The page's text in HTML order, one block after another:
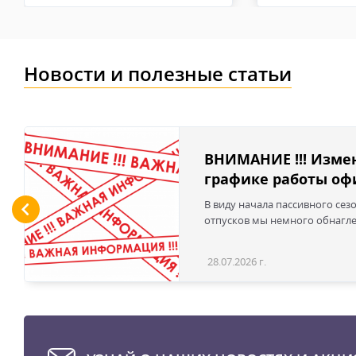
Новости и полезные статьи
ВНИМАНИЕ !!!
графике работы
В виду начала пассивного
отпусков мы немного
28.07.2026 г.